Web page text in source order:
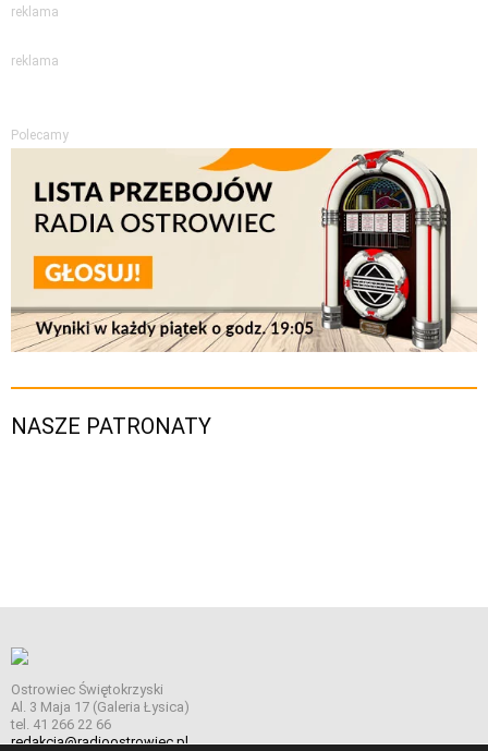
reklama
reklama
Polecamy
NASZE PATRONATY
Ostrowiec Świętokrzyski
Al. 3 Maja 17 (Galeria Łysica)
tel. 41 266 22 66
redakcja@radioostrowiec.pl